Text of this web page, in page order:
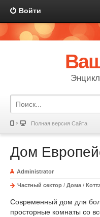
Войти
Полная версия Сайта
Дом
Administrator
Частный сектор / Дома /
Современный дом для
просторные комнаты со